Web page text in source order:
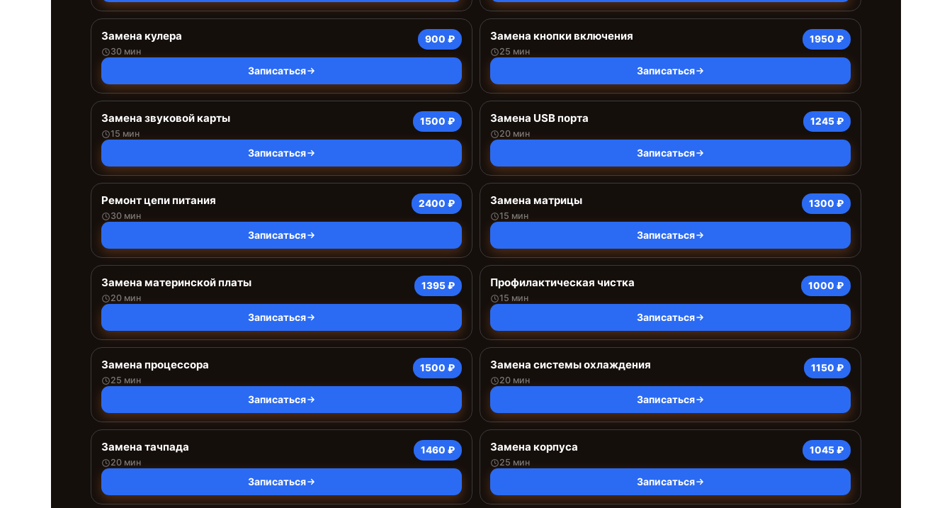
Замена кулера
30 мин
900 ₽
Записаться
Замена кнопки включения
25 мин
1950 ₽
Записаться
Замена звуковой карты
15 мин
1500 ₽
Записаться
Замена USB порта
20 мин
1245 ₽
Записаться
Ремонт цепи питания
30 мин
2400 ₽
Записаться
Замена матрицы
15 мин
1300 ₽
Записаться
Замена материнской платы
20 мин
1395 ₽
Записаться
Профилактическая чистка
15 мин
1000 ₽
Записаться
Замена процессора
25 мин
1500 ₽
Записаться
Замена системы охлаждения
20 мин
1150 ₽
Записаться
Замена тачпада
20 мин
1460 ₽
Записаться
Замена корпуса
25 мин
1045 ₽
Записаться